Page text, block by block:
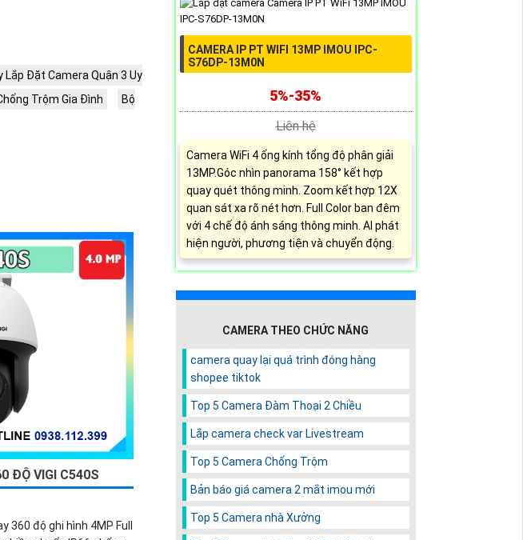
Lắp Đặt Camera Quận 3 Uy
Trộm Gia Đình
Bộ
ĐỘ VIGI C540S
360 độ ghi hình 4MP Full
CAMERA IP PT WIFI 13MP IMOU IPC-
S76DP-13M0N
5%-35%
Liên hệ
Camera WiFi 4 ống kính tổng độ phân giải
13MP.Góc nhìn panorama 158° kết hợp
quay quét thông minh. Zoom kết hợp 12X
quan sát xa rõ nét hơn. Full Color ban đêm
với 4 chế độ ánh sáng thông minh. AI phát
hiện người, phương tiện và chuyển động.
CAMERA THEO CHỨC NĂNG
camera quay lại quá trình đóng hàng
shopee tiktok
Top 5 Camera Đàm Thoại 2 Chiều
Lắp camera check var Livestream
Top 5 Camera Chống Trộm
Bản báo giá camera 2 mắt imou mới
Top 5 Camera nhà Xưởng